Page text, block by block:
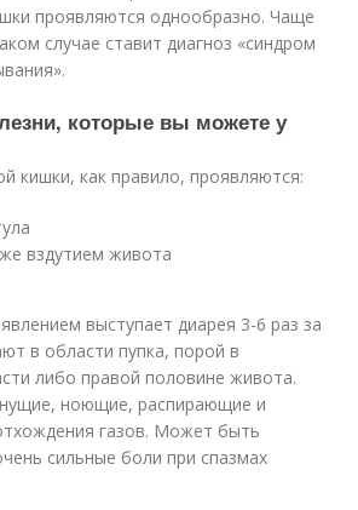
проявляются однообразно. Чаще
случае ставит диагноз «синдром
которые вы можете у
кишки, как правило, проявляются:
вздутием живота
выступает диарея 3-6 раз за
в области пупка, порой в
либо правой половине живота.
ноющие, распирающие и
газов. Может быть
сильные боли при спазмах